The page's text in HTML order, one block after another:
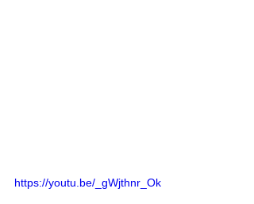
https://youtu.be/_gWjthnr_Ok